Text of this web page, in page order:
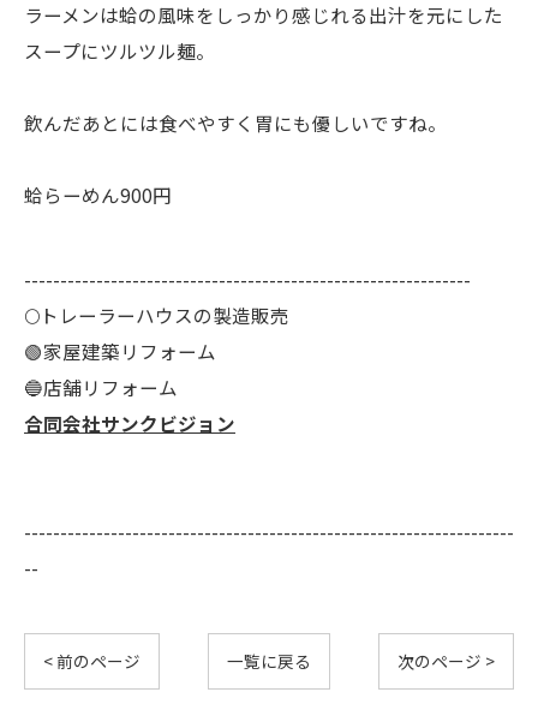
ラーメンは蛤の風味をしっかり感じれる出汁を元にした
スープにツルツル麺。
飲んだあとには食べやすく胃にも優しいですね。
蛤らーめん900円
--------------------------------------------------------------
🌕️トレーラーハウスの製造販売
🟢家屋建築リフォーム
🔵店舗リフォーム
合同会社サンクビジョン
--------------------------------------------------------------------
--
< 前のページ 一覧に戻る 次のページ >